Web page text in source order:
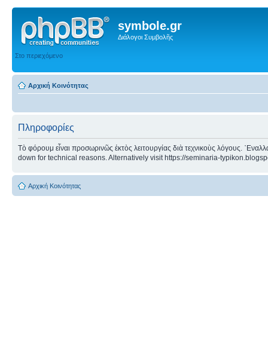
symbole.gr
Διάλογοι Συμβολῆς
Στο περιεχόμενο
Αρχική Κοινότητας
Πληροφορίες
Τὸ φόρουμ εἶναι προσωρινῶς ἐκτὸς λειτουργίας διὰ τεχνικοὺς λόγους.
down for technical reasons. Alternatively visit https://seminaria-
Αρχική Κοινότητας